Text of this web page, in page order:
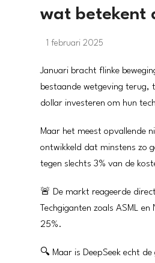
wat betekent
1 februari 2025
Januari bracht flinke
bestaande wetgeving terug,
dollar investeren om hun
Maar het meest opvallende
ontwikkeld dat minstens zo
tegen slechts 3% van de
🚨 De markt reageerde direct
Techgiganten zoals ASML
25%.
🔍 Maar is DeepSeek echt